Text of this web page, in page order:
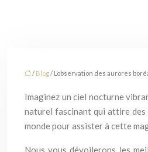
/ Blog/ L’observation des aurores
Imaginez un ciel nocturne
naturel fascinant qui attire des
monde pour assister à cette
Nous vous dévoilerons les